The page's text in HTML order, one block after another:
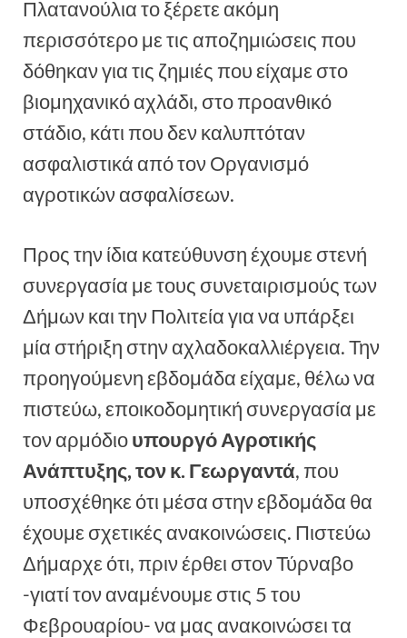
Πλατανούλια το ξέρετε ακόμη
περισσότερο με τις αποζημιώσεις που
δόθηκαν για τις ζημιές που είχαμε στο
βιομηχανικό αχλάδι, στο προανθικό
στάδιο, κάτι που δεν καλυπτόταν
ασφαλιστικά από τον Οργανισμό
αγροτικών ασφαλίσεων.
Προς την ίδια κατεύθυνση έχουμε στενή
συνεργασία με τους συνεταιρισμούς των
Δήμων και την Πολιτεία για να υπάρξει
μία στήριξη στην αχλαδοκαλλιέργεια. Την
προηγούμενη εβδομάδα είχαμε, θέλω να
πιστεύω, εποικοδομητική συνεργασία με
τον αρμόδιουπουργό Αγροτικής
Ανάπτυξης, τον κ. Γεωργαντά, που
υποσχέθηκε ότι μέσα στην εβδομάδα θα
έχουμε σχετικές ανακοινώσεις. Πιστεύω
Δήμαρχε ότι, πριν έρθει στον Τύρναβο
-γιατί τον αναμένουμε στις 5 του
Φεβρουαρίου- να μας ανακοινώσει τα